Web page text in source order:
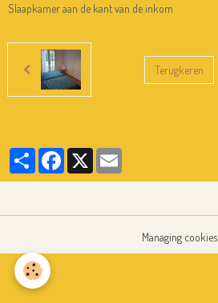
Slaapkamer aan de kant van de inkom
Terugkeren
PartagerFacebook
X
Managing cookies